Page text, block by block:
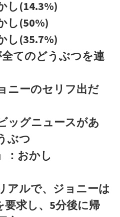
し(14.3%)
し(50%)
し(35.7%)
てのどうぶつを連
ニーのセリフ出だ
ッグニュースがあ
ぶつ
：おかし
アルで、ジョニーは
要求し、5分後に帰